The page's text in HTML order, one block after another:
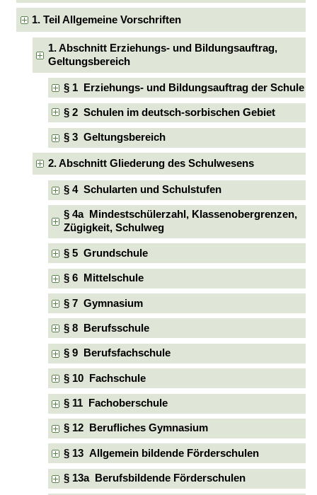
1. Teil Allgemeine Vorschriften
1. Abschnitt Erziehungs- und Bildungsauftrag,
Geltungsbereich
§ 1 Erziehungs- und Bildungsauftrag der Schule
§ 2 Schulen im deutsch-sorbischen Gebiet
§ 3 Geltungsbereich
2. Abschnitt Gliederung des Schulwesens
§ 4 Schularten und Schulstufen
§ 4a Mindestschülerzahl, Klassenobergrenzen,
Zügigkeit, Schulweg
§ 5 Grundschule
§ 6 Mittelschule
§ 7 Gymnasium
§ 8 Berufsschule
§ 9 Berufsfachschule
§ 10 Fachschule
§ 11 Fachoberschule
§ 12 Berufliches Gymnasium
§ 13 Allgemein bildende Förderschulen
§ 13a Berufsbildende Förderschulen